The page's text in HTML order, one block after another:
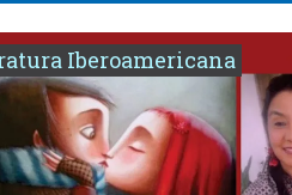
Iberoamericana